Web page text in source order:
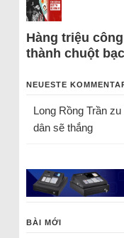
Hàng triệu
thành chuột
NEUESTE
Long Rồng Trầnzu
dân sẽ thắng
BÀI MỚI